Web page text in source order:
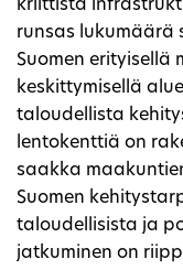
kriittistä
runsas lukumäärä
Suomen erityisellä
keskittymisellä
taloudellista
lentokenttiä on
saakka
Suomen
taloudellisista ja
jatkuminen on